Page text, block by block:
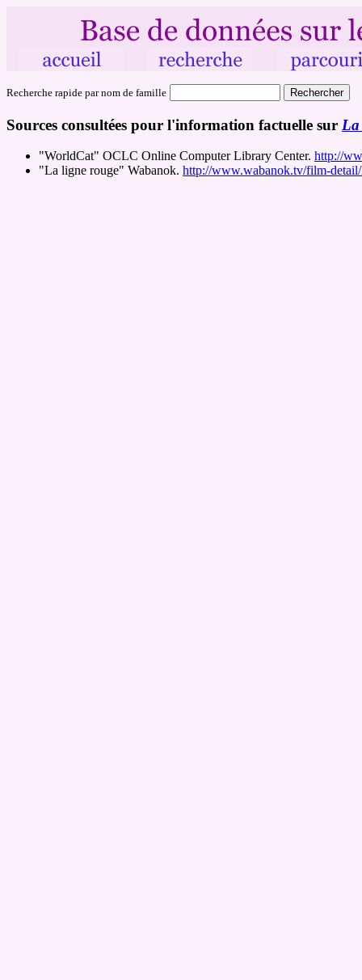
Recherche rapide par nom de famille
Sources consultées pour l'information factuelle sur
"WorldCat" OCLC Online Computer Library Center. http://
"La ligne rouge" Wabanok. http://www.wabanok.tv/film-